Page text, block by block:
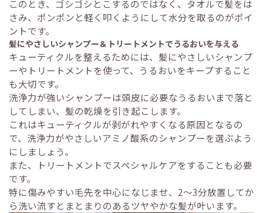
このとき、ゴシゴシとこするのではなく、タオルで髪をは
さみ、ポンポンと軽く叩くようにして水分を取るのがポイ
ントです。
髪にやさしいシャンプー＆トリートメントでうるおいを与える
キューティクルを整えるためには、髪にやさしいシャンプ
ーやトリートメントを使って、うるおいをキープすること
も大切です。
洗浄力が強いシャンプーは頭皮に必要なうるおいまで落と
してしまい、髪の乾燥を引き起こします。
これはキューティクルが剥がれやすくなる原因となるの
で、洗浄力がやさしいアミノ酸系のシャンプーを選ぶよう
にしましょう。
また、トリートメントでスペシャルケアをすることも必要
です。
特に傷みやすい毛先を中心になじませ、2～3分放置してか
ら洗い流すとまとまりのあるツヤやかな髪が叶います。